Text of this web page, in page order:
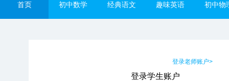
首页 初中数学 经典语文 趣味英语 初中物
登录老师账户>
登录学生账户